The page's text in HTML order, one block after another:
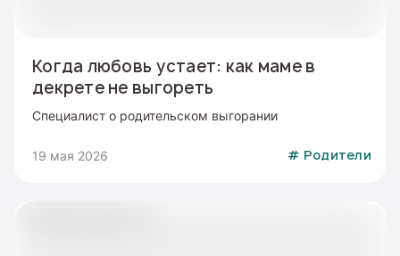
Когда любовь устает: как маме в
декрете не выгореть
Специалист о родительском выгорании
19 мая 2026 # Родители